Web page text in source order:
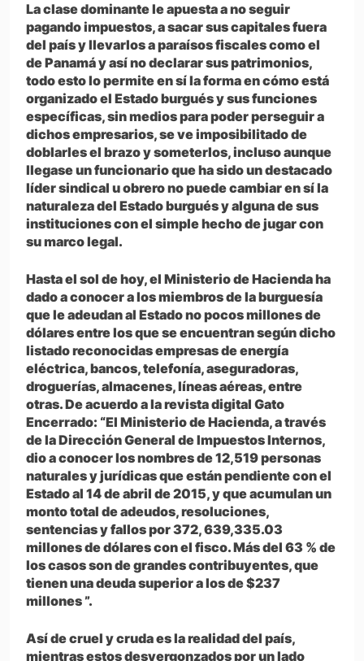
La clase dominante le apuesta a no seguir
pagando impuestos, a sacar sus capitales fuera
del país y llevarlos a paraísos fiscales como el
de Panamá y así no declarar sus patrimonios,
todo esto lo permite en sí la forma en cómo está
organizado el Estado burgués y sus funciones
específicas, sin medios para poder perseguir a
dichos empresarios, se ve imposibilitado de
doblarles el brazo y someterlos, incluso aunque
llegase un funcionario que ha sido un destacado
líder sindical u obrero no puede cambiar en sí la
naturaleza del Estado burgués y alguna de sus
instituciones con el simple hecho de jugar con
su marco legal.
Hasta el sol de hoy, el Ministerio de Hacienda ha
dado a conocer a los miembros de la burguesía
que le adeudan al Estado no pocos millones de
dólares entre los que se encuentran según dicho
listado reconocidas empresas de energía
eléctrica, bancos, telefonía, aseguradoras,
droguerías, almacenes, líneas aéreas, entre
otras. De acuerdo a la revista digital Gato
Encerrado: “El Ministerio de Hacienda, a través
de la Dirección General de Impuestos Internos,
dio a conocer los nombres de 12,519 personas
naturales y jurídicas que están pendiente con el
Estado al 14 de abril de 2015, y que acumulan un
monto total de adeudos, resoluciones,
sentencias y fallos por 372, 639,335.03
millones de dólares con el fisco. Más del 63 % de
los casos son de grandes contribuyentes, que
tienen una deuda superior a los de $237
millones ”.
Así de cruel y cruda es la realidad del país,
mientras estos desvergonzados por un lado